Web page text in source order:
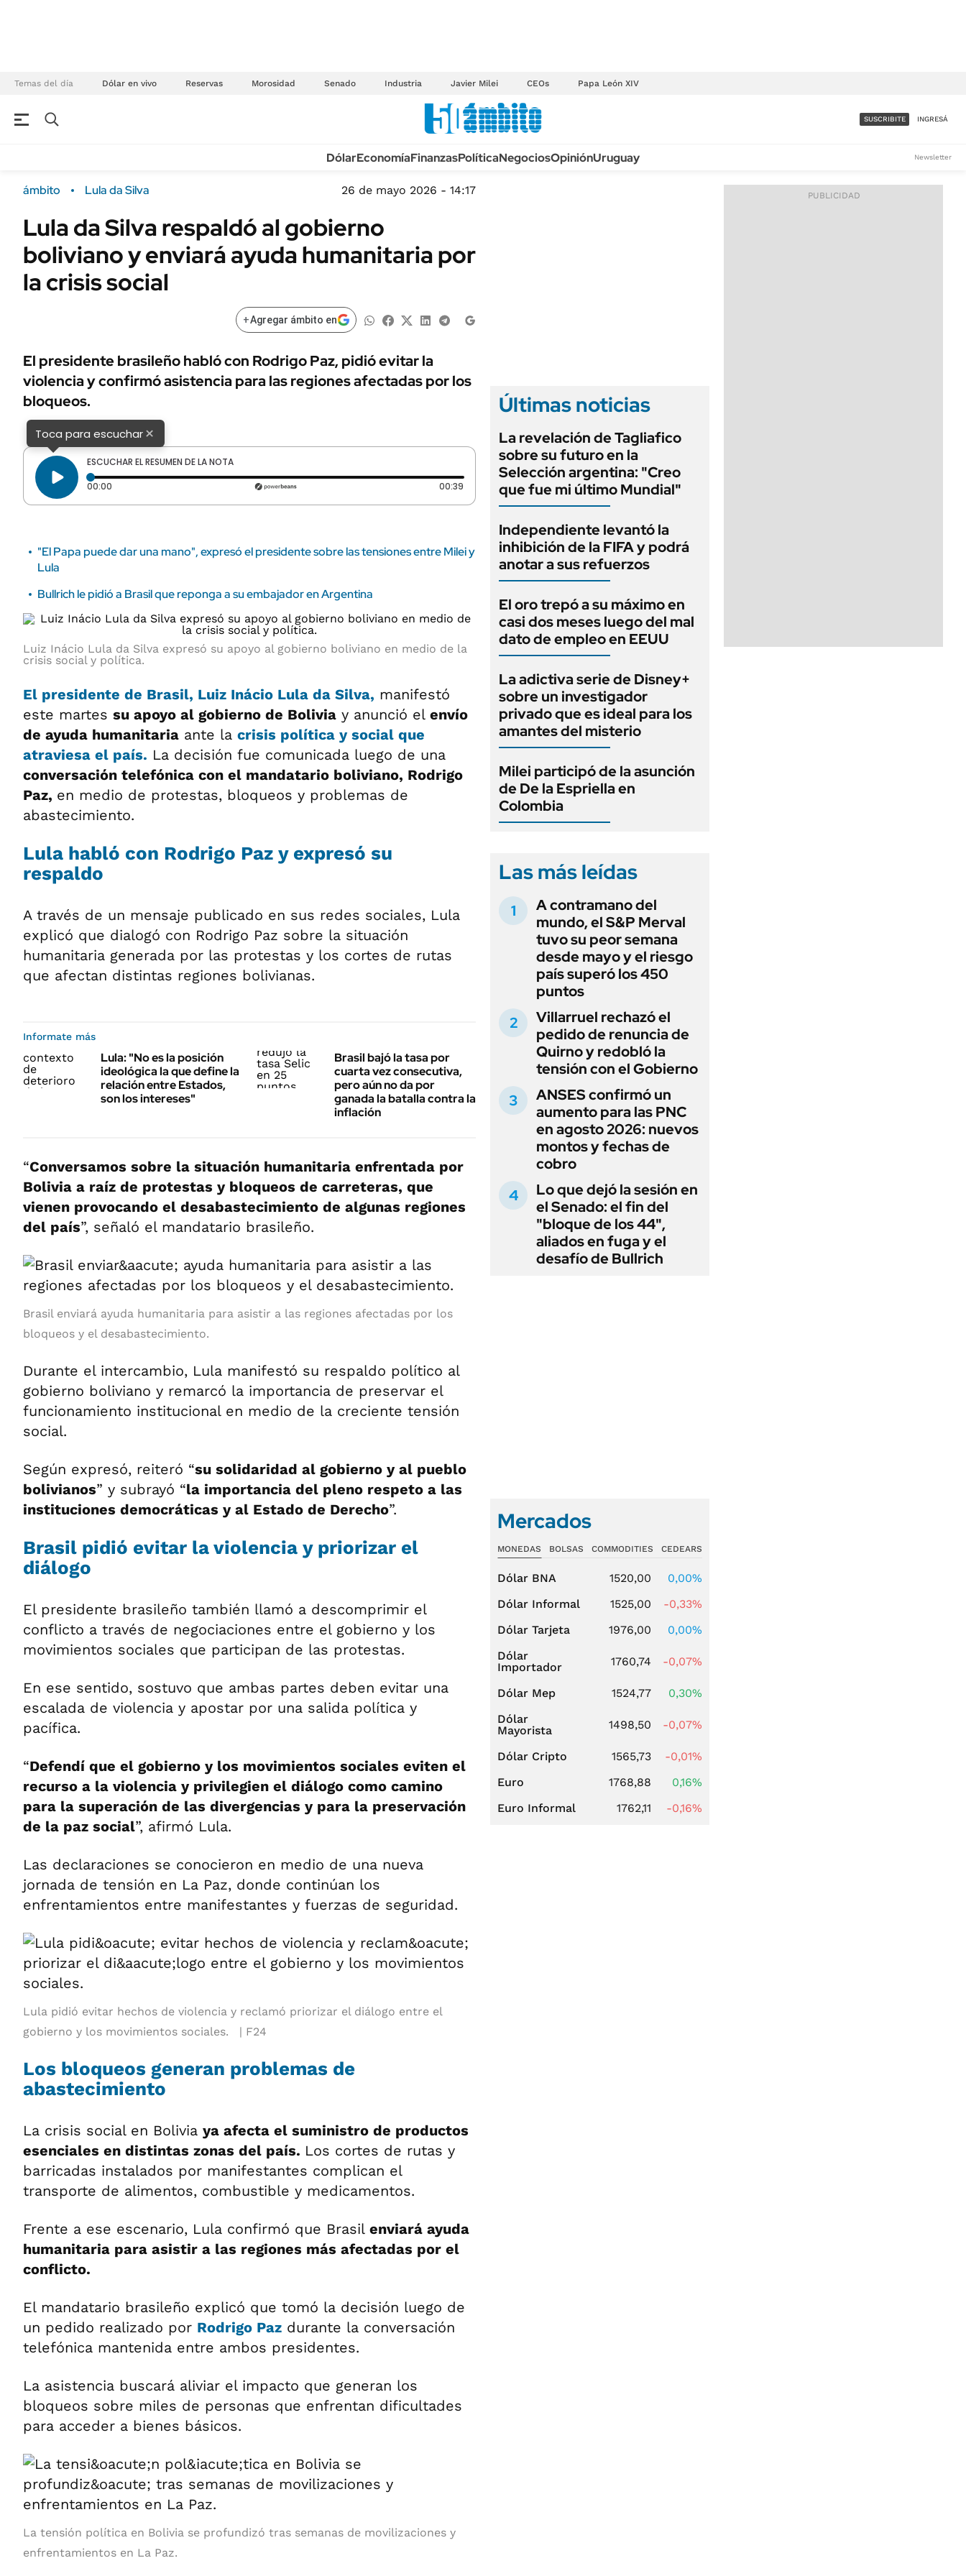
Temas del día Dólar en vivo Reservas Morosidad Senado Industria Javier Milei CEOs Papa León XIV
Campo
FINANZAS
Dólar
Sustentabilidad
Seguros
ENERGY REPORT
URUGUAY
TECNOLOGÍA
MÉXICO
MUNDO
INFORMACIÓN GENERAL
AUTOS
ACCESO FULL - $1.800/MES
SUSCRIBITE INGRESÁ
DólarEconomíaFinanzasPolíticaNegociosOpiniónUruguay Newsletter
ámbito Lula da Silva 26 de mayo 2026 - 14:17
Lula da Silva respaldó al gobierno
boliviano y enviará ayuda humanitaria por
la crisis social
+Agregar ámbito en
El presidente brasileño habló con Rodrigo Paz, pidió evitar la
violencia y confirmó asistencia para las regiones afectadas por los
bloqueos.
Toca para escuchar×
ESCUCHAR EL RESUMEN DE LA NOTA
00:00 Tiempo transcurrido: 0 segundos 00:39 Duración: 39 segundos
"El Papa puede dar una mano", expresó el presidente sobre las tensiones entre Milei y
Lula
Bullrich le pidió a Brasil que reponga a su embajador en Argentina
Luiz Inácio Lula da Silva expresó su apoyo al gobierno boliviano en medio de la
crisis social y política.
El presidente de Brasil, Luiz Inácio Lula da Silva, manifestó
este martes su apoyo al gobierno de Bolivia y anunció el envío
de ayuda humanitaria ante la crisis política y social que
atraviesa el país. La decisión fue comunicada luego de una
conversación telefónica con el mandatario boliviano, Rodrigo
Paz, en medio de protestas, bloqueos y problemas de
abastecimiento.
Lula habló con Rodrigo Paz y expresó su
respaldo
A través de un mensaje publicado en sus redes sociales, Lula
explicó que dialogó con Rodrigo Paz sobre la situación
humanitaria generada por las protestas y los cortes de rutas
que afectan distintas regiones bolivianas.
Informate más
Lula: "No es la posición
ideológica la que define la
relación entre Estados,
son los intereses"
Brasil bajó la tasa por
cuarta vez consecutiva,
pero aún no da por
ganada la batalla contra la
inflación
“Conversamos sobre la situación humanitaria enfrentada por
Bolivia a raíz de protestas y bloqueos de carreteras, que
vienen provocando el desabastecimiento de algunas regiones
del país”, señaló el mandatario brasileño.
Brasil enviará ayuda humanitaria para asistir a las regiones afectadas por los
bloqueos y el desabastecimiento.
Durante el intercambio, Lula manifestó su respaldo político al
gobierno boliviano y remarcó la importancia de preservar el
funcionamiento institucional en medio de la creciente tensión
social.
Según expresó, reiteró “su solidaridad al gobierno y al pueblo
bolivianos” y subrayó “la importancia del pleno respeto a las
instituciones democráticas y al Estado de Derecho”.
Brasil pidió evitar la violencia y priorizar el
diálogo
El presidente brasileño también llamó a descomprimir el
conflicto a través de negociaciones entre el gobierno y los
movimientos sociales que participan de las protestas.
En ese sentido, sostuvo que ambas partes deben evitar una
escalada de violencia y apostar por una salida política y
pacífica.
“Defendí que el gobierno y los movimientos sociales eviten el
recurso a la violencia y privilegien el diálogo como camino
para la superación de las divergencias y para la preservación
de la paz social”, afirmó Lula.
Las declaraciones se conocieron en medio de una nueva
jornada de tensión en La Paz, donde continúan los
enfrentamientos entre manifestantes y fuerzas de seguridad.
Lula pidió evitar hechos de violencia y reclamó priorizar el diálogo entre el
gobierno y los movimientos sociales.
F24
Los bloqueos generan problemas de
abastecimiento
La crisis social en Bolivia ya afecta el suministro de productos
esenciales en distintas zonas del país. Los cortes de rutas y
barricadas instalados por manifestantes complican el
transporte de alimentos, combustible y medicamentos.
Frente a ese escenario, Lula confirmó que Brasil enviará ayuda
humanitaria para asistir a las regiones más afectadas por el
conflicto.
El mandatario brasileño explicó que tomó la decisión luego de
un pedido realizado por Rodrigo Paz durante la conversación
telefónica mantenida entre ambos presidentes.
La asistencia buscará aliviar el impacto que generan los
bloqueos sobre miles de personas que enfrentan dificultades
para acceder a bienes básicos.
La tensión política en Bolivia se profundizó tras semanas de movilizaciones y
enfrentamientos en La Paz.
Últimas noticias
La revelación de Tagliafico
sobre su futuro en la
Selección argentina: "Creo
que fue mi último Mundial"
Independiente levantó la
inhibición de la FIFA y podrá
anotar a sus refuerzos
El oro trepó a su máximo en
casi dos meses luego del mal
dato de empleo en EEUU
La adictiva serie de Disney+
sobre un investigador
privado que es ideal para los
amantes del misterio
Milei participó de la asunción
de De la Espriella en
Colombia
Las más leídas
A contramano del
mundo, el S&P Merval
tuvo su peor semana
desde mayo y el riesgo
país superó los 450
puntos
Villarruel rechazó el
pedido de renuncia de
Quirno y redobló la
tensión con el Gobierno
ANSES confirmó un
aumento para las PNC
en agosto 2026: nuevos
montos y fechas de
cobro
Lo que dejó la sesión en
el Senado: el fin del
"bloque de los 44",
aliados en fuga y el
desafío de Bullrich
Mercados
MONEDAS BOLSAS COMMODITIES CEDEARS
Dólar BNA 1520,00
0,00%
Dólar Informal
1525,00
-0,33%
Dólar Tarjeta
1976,00
0,00%
Dólar
Importador
1760,74 -0,07%
Dólar Mep 1524,77
0,30%
Dólar
Mayorista
1498,50 -0,07%
Dólar Cripto 1565,73
-0,01%
Euro
1768,88
0,16%
Euro Informal
1762,11 -0,16%